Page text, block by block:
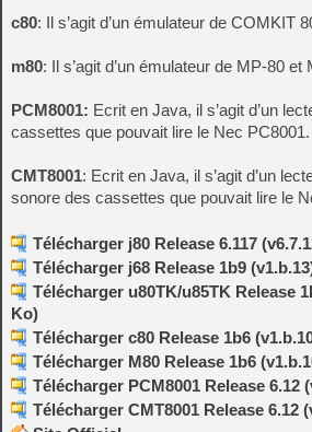
c80: Il s’agit d’un émulateur de COMKIT
m80: Il s’agit d’un émulateur de MP-80 et
PCM8001: Ecrit en Java, il s’agit d’un
cassettes que pouvait lire le Nec PC8001.
CMT8001: Ecrit en Java, il s’agit d’un
sonore des cassettes que pouvait lire le
Télécharger j80 Release 6.117
Télécharger j68 Release 1b9
Télécharger u80TK/u85TK Release
Ko)
Télécharger c80 Release 1b6
Télécharger M80 Release 1b6
Télécharger PCM8001 Release 6.12
Télécharger CMT8001 Release 6.12